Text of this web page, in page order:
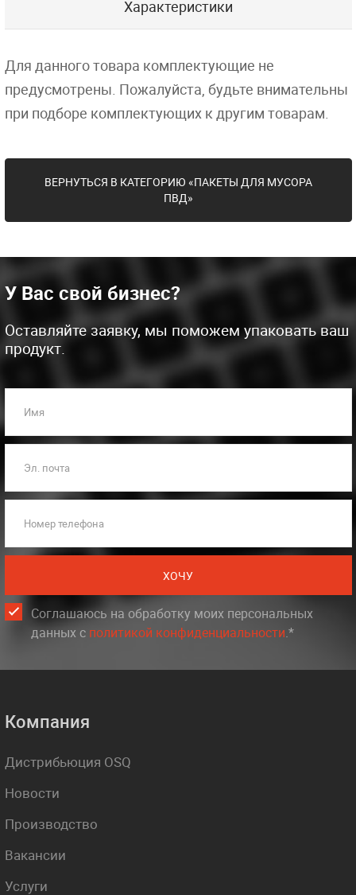
Характеристики
Для данного товара комплектующие не
предусмотрены. Пожалуйста, будьте внимательны
при подборе комплектующих к другим товарам.
ВЕРНУТЬСЯ В КАТЕГОРИЮ «ПАКЕТЫ ДЛЯ МУСОРА
ПВД»
У Вас свой бизнес?
Оставляйте заявку, мы поможем упаковать ваш
продукт.
Имя
Эл. почта
Номер телефона
ХОЧУ
Соглашаюсь на обработку моих персональных
данных c политикой конфиденциальности.*
Компания
Дистрибьюция OSQ
Новости
Производство
Вакансии
Услуги